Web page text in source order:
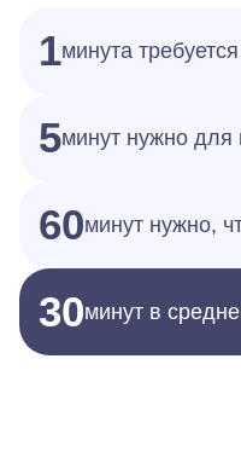
1минута
5минут нужно для
60минут нужно,
30минут в